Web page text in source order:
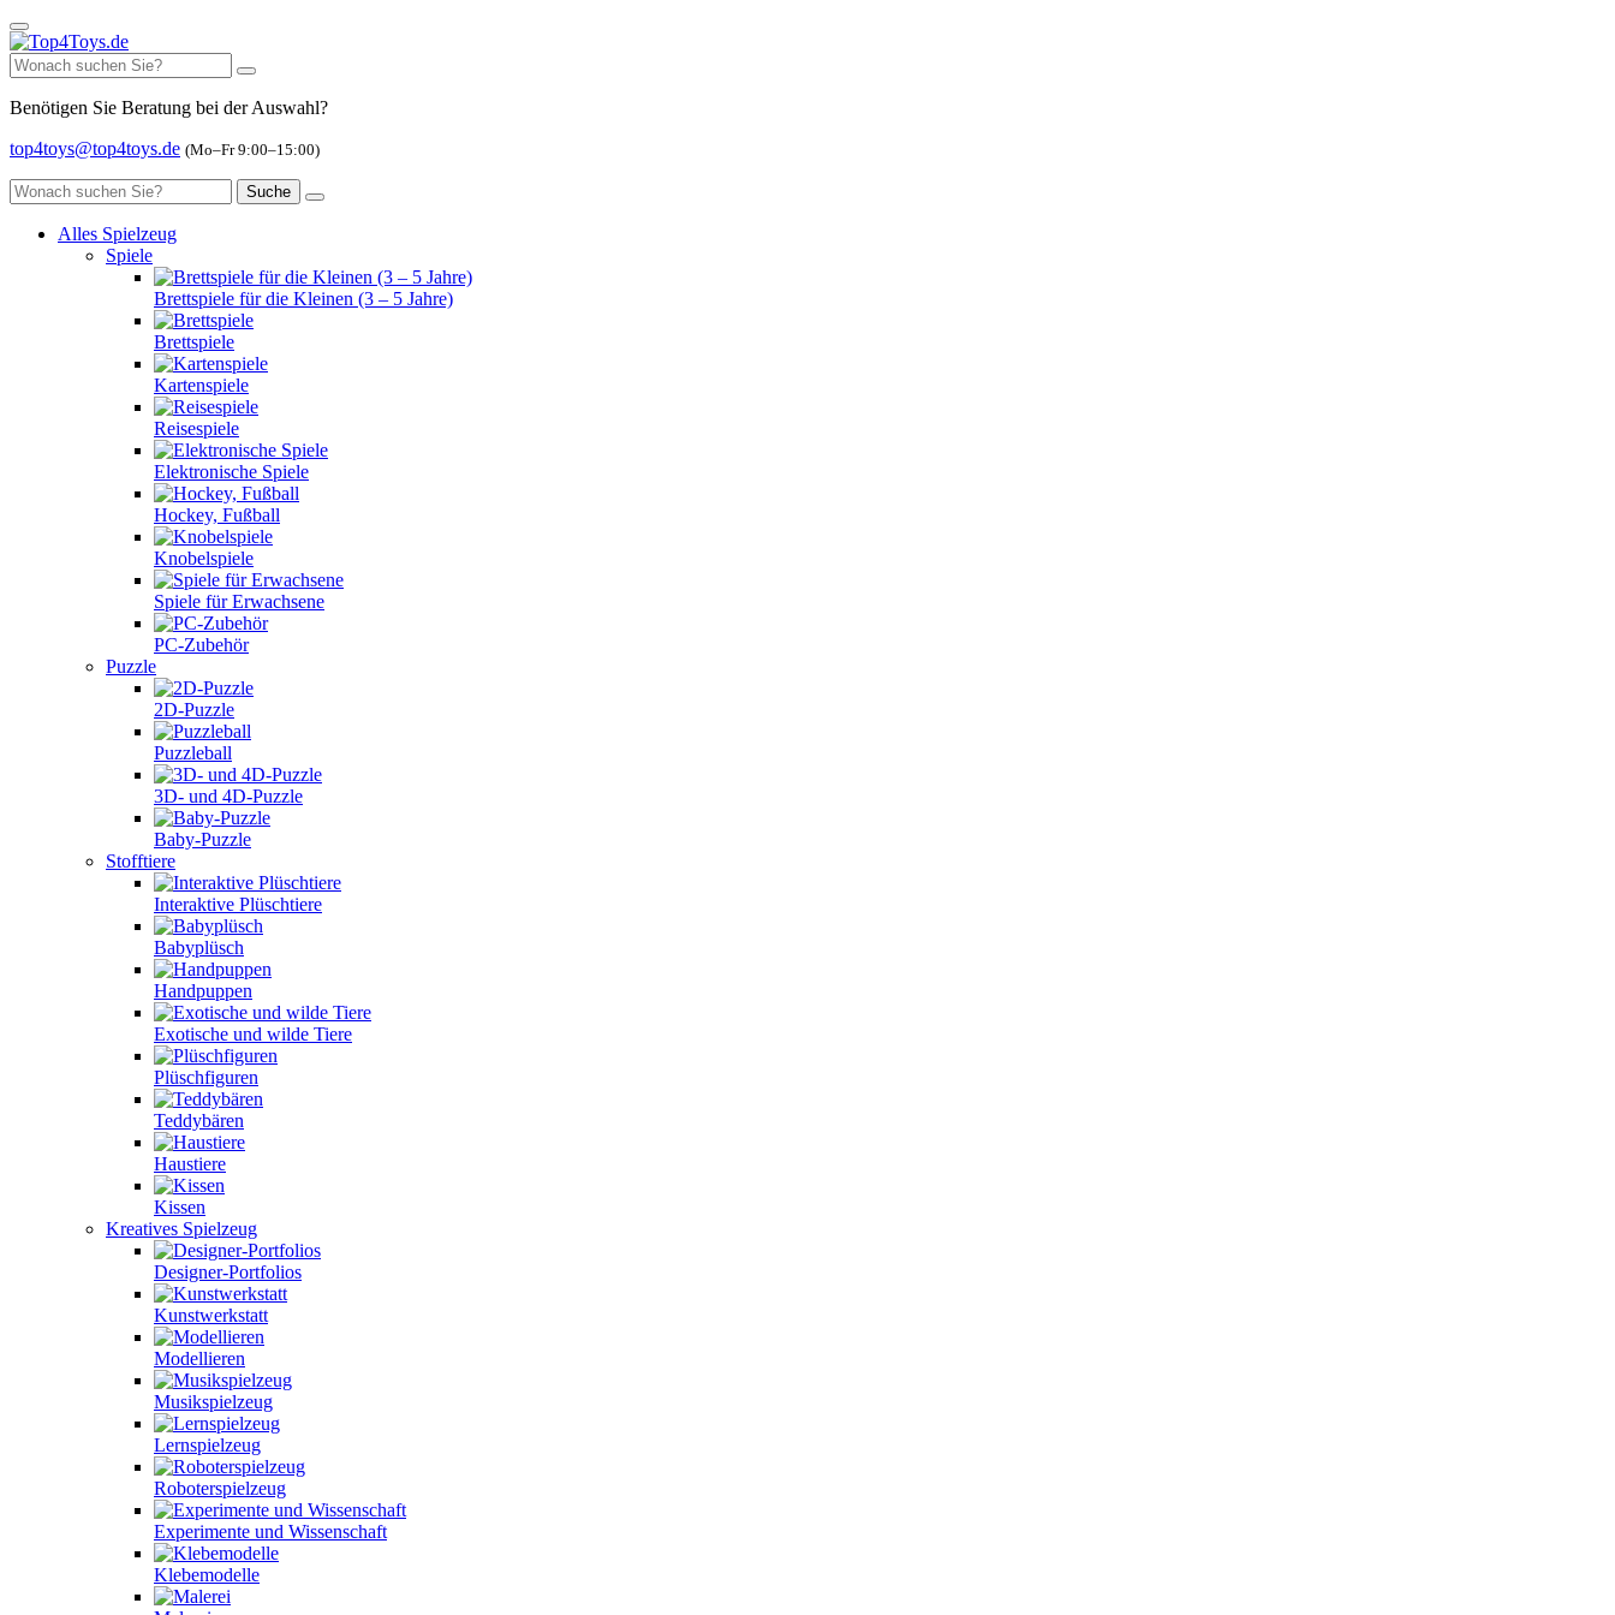
Benötigen Sie Beratung bei der Auswahl?
top4toys@top4toys.de (Mo–Fr 9:00–15:00)
Suche
Alles Spielzeug
Spiele
Brettspiele für die Kleinen (3 – 5 Jahre)
Brettspiele
Kartenspiele
Reisespiele
Elektronische Spiele
Hockey, Fußball
Knobelspiele
Spiele für Erwachsene
PC-Zubehör
Puzzle
2D-Puzzle
Puzzleball
3D- und 4D-Puzzle
Baby-Puzzle
Stofftiere
Interaktive Plüschtiere
Babyplüsch
Handpuppen
Exotische und wilde Tiere
Plüschfiguren
Teddybären
Haustiere
Kissen
Kreatives Spielzeug
Designer-Portfolios
Kunstwerkstatt
Modellieren
Musikspielzeug
Lernspielzeug
Roboterspielzeug
Experimente und Wissenschaft
Klebemodelle